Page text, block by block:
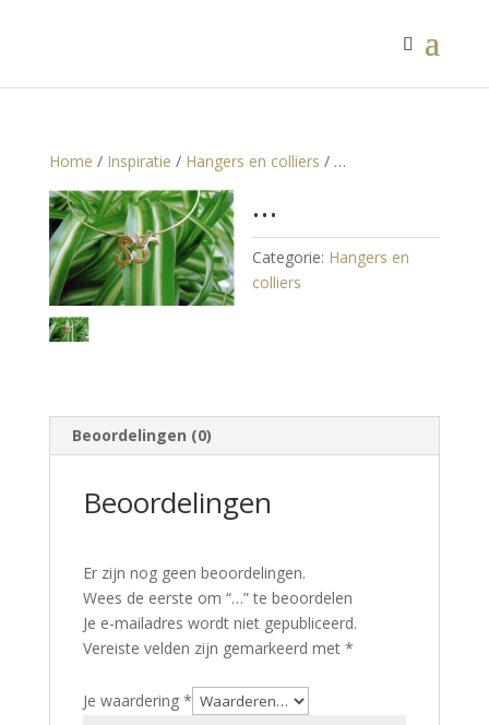
Home / Inspiratie / Hangers en colliers / …
…
Categorie: Hangers en
colliers
Beoordelingen (0)
Beoordelingen
Er zijn nog geen beoordelingen.
Wees de eerste om “…” te beoordelen
Je e-mailadres wordt niet gepubliceerd.
Vereiste velden zijn gemarkeerd met *
Je waardering *